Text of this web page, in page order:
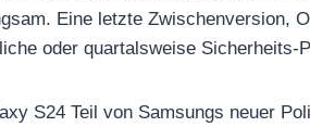
Eine letzte Zwischenversion,
oder quartalsweise Sicherheits-
S24 Teil von Samsungs neuer